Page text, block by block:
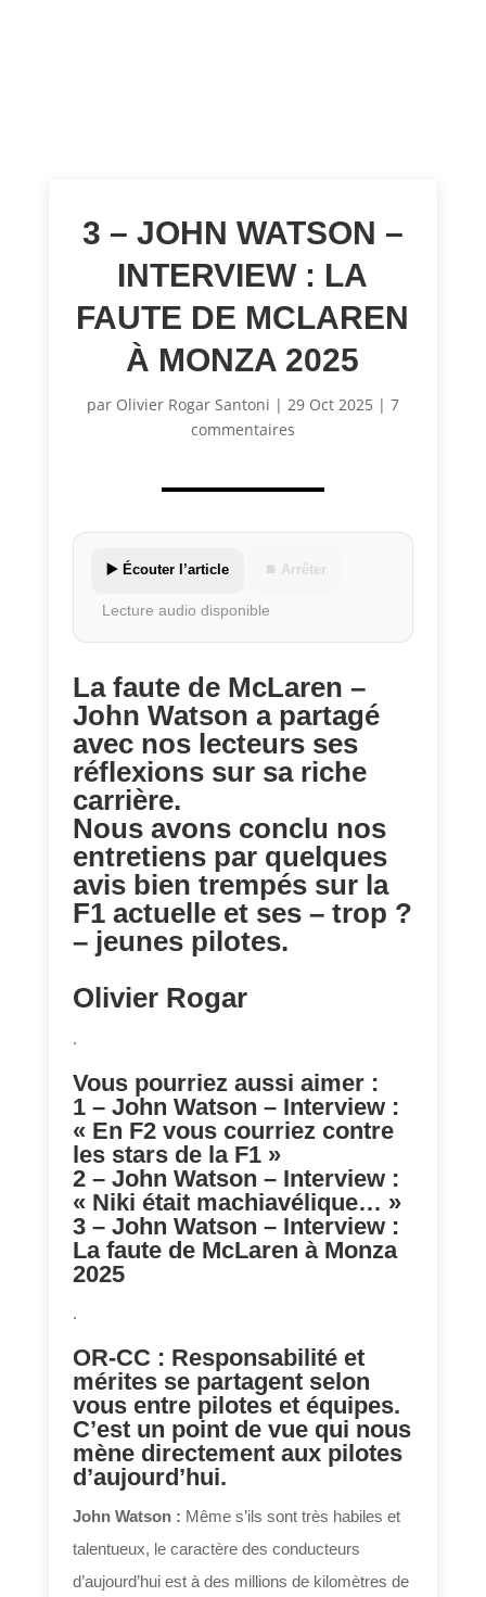
3 – JOHN WATSON –
INTERVIEW : LA
FAUTE DE MCLAREN
À MONZA 2025
par Olivier Rogar Santoni | 29 Oct 2025 | 7
commentaires
▶️ Écouter l’article ⏹ Arrêter
Lecture audio disponible
La faute de McLaren –
John Watson a partagé
avec nos lecteurs ses
réflexions sur sa riche
carrière.
Nous avons conclu nos
entretiens par quelques
avis bien trempés sur la
F1 actuelle et ses – trop ?
– jeunes pilotes.
Olivier Rogar
.
Vous pourriez aussi aimer :
1 – John Watson – Interview :
« En F2 vous courriez contre
les stars de la F1 »
2 – John Watson – Interview :
« Niki était machiavélique… »
3 – John Watson – Interview :
La faute de McLaren à Monza
2025
.
OR-CC : Responsabilité et
mérites se partagent selon
vous entre pilotes et équipes.
C’est un point de vue qui nous
mène directement aux pilotes
d’aujourd’hui.
John Watson : Même s’ils sont très habiles et
talentueux, le caractère des conducteurs
d’aujourd’hui est à des millions de kilomètres de